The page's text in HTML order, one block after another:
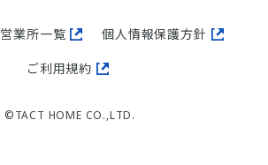
営業所一覧 個人情報保護方針
ご利用規約
©TACT HOME CO.,LTD.